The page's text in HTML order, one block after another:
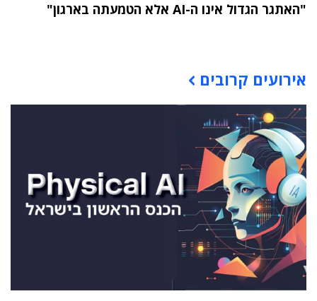
"האתגר הגדול אינו ה-AI אלא הטמעתה בארגון"
אירועים קרובים